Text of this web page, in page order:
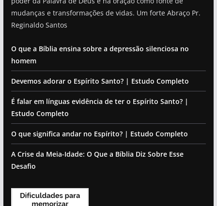
mudanças e transformações de vidas. Um forte Abraço Pr.
Reginaldo Santos
O que a Bíblia ensina sobre a depressão silenciosa no
homem
Devemos adorar o Espírito Santo? | Estudo Completo
É falar em línguas evidência de ter o Espírito Santo? |
Estudo Completo
O que significa andar no Espírito? | Estudo Completo
A Crise da Meia-Idade: O Que a Bíblia Diz Sobre Esse
Desafio